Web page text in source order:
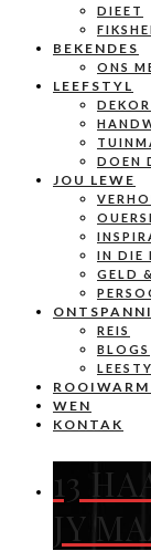
DIEET
BEKENDES
ONS
LEEFSTYL
DEKOR
DOEN
JOU LEWE
IN DIE
GELD
REIS
BLOGS
ROOIWARM
WEN
KONTAK
13
JY